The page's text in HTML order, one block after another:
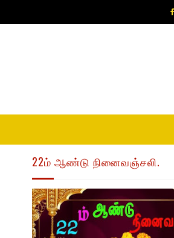
22ம் ஆண்டு நினைவஞ்சலி.